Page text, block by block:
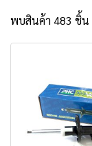
พบสินค้า 483 ชิ้น